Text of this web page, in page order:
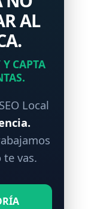
AL
CAPTA
Local
vas.